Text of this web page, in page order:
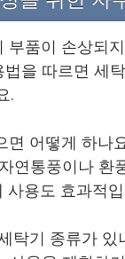
부품이 손상되
을 따르면 세
.
면 어떻게 하나
연통풍이나 환
사용도 효과적
탁기 종류가 있